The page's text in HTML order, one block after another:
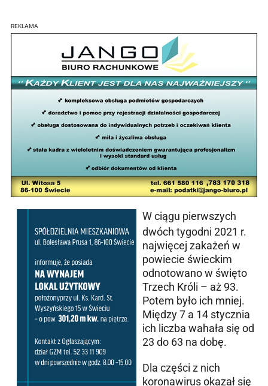
REKLAMA
W ciągu pierwszych
dwóch tygodni 2021 r.
najwięcej zakażeń w
powiecie świeckim
odnotowano w święto
Trzech Króli – aż 93.
Potem było ich mniej.
Między 7 a 14 stycznia
ich liczba wahała się od
23 do 63 na dobę.
Dla części z nich
koronawirus okazał się